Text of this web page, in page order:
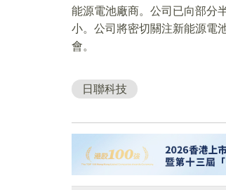
能源電池廠商。公司已向部分
小。公司將密切關注新能源電
會。
日聯科技